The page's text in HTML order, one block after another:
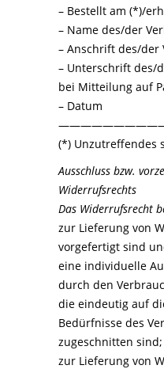
– Bestellt am (*)/
– Name des/der
– Anschrift des/der
– Unterschrift des/
bei Mitteilung auf
– Datum
(*) Unzutreffendes
Ausschluss bzw.
Widerrufsrechts
Das Widerrufsrecht
zur Lieferung von
vorgefertigt sind
eine individuelle
durch den
die eindeutig auf
Bedürfnisse des
zugeschnitten sind;
zur Lieferung von